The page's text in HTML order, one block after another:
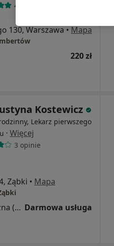
49 opinii
130, Warszawa • Mapa
220 zł
Kostewicz
Lekarz pierwszego
· Więcej
3 opinie
Ząbki • Mapa
Konsultacja internistyczna (NFZ) Darmowa usługa